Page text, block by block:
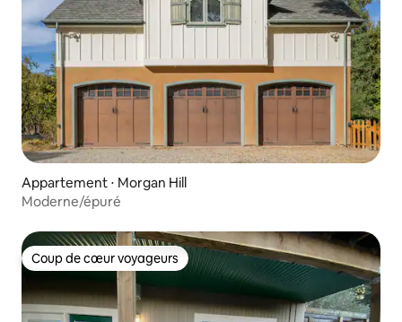
Appartement ⋅ Morgan Hill
Moderne/épuré
Coup de cœur voyageurs
Coup de cœur voyageurs